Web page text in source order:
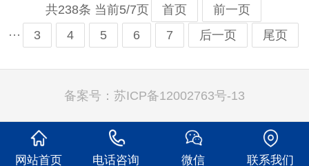
共238条 当前5/7页 首页
前一页
···
3 4 5 6 7 后一页 尾页
备案号： 苏ICP备12002763号-13
网站首页 电话咨询 微信 联系我们